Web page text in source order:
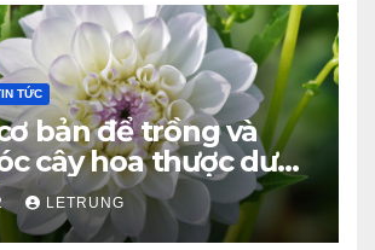
TỨC
bản để trồng và
cây hoa thược dược
đúng tết
LETRUNG